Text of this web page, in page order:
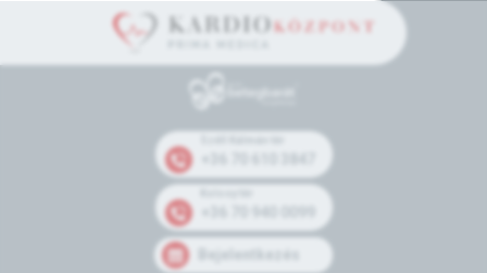
Bejelentkezés